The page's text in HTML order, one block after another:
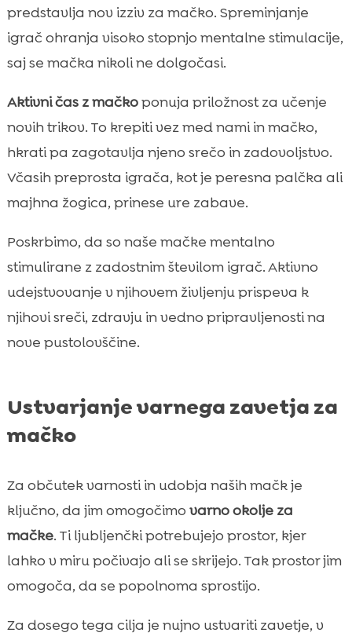
predstavlja nov izziv za mačko. Spreminjanje
igrač ohranja visoko stopnjo mentalne stimulacije,
saj se mačka nikoli ne dolgočasi.
Aktivni čas z mačkoponuja priložnost za učenje
novih trikov. To krepiti vez med nami in mačko,
hkrati pa zagotavlja njeno srečo in zadovoljstvo.
Včasih preprosta igrača, kot je peresna palčka ali
majhna žogica, prinese ure zabave.
Poskrbimo, da so naše mačke mentalno
stimulirane z zadostnim številom igrač. Aktivno
udejstvovanje v njihovem življenju prispeva k
njihovi sreči, zdravju in vedno pripravljenosti na
nove pustolovščine.
Ustvarjanje varnega zavetja za
mačko
Za občutek varnosti in udobja naših mačk je
ključno, da jim omogočimo varno okolje za
mačke. Ti ljubljenčki potrebujejo prostor, kjer
lahko v miru počivajo ali se skrijejo. Tak prostor jim
omogoča, da se popolnoma sprostijo.
Za dosego tega cilja je nujno ustvariti zavetje, v